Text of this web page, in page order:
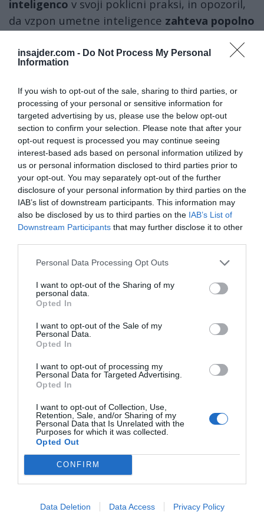
insajder.com - Do Not Process My Personal
Information
If you wish to opt-out of the sale, sharing to third parties, or
processing of your personal or sensitive information for
targeted advertising by us, please use the below opt-out
section to confirm your selection. Please note that after your
opt-out request is processed you may continue seeing
interest-based ads based on personal information utilized by
us or personal information disclosed to third parties prior to
your opt-out. You may separately opt-out of the further
disclosure of your personal information by third parties on the
IAB’s list of downstream participants. This information may
also be disclosed by us to third parties on the IAB’s List of
Downstream Participants that may further disclose it to other
Personal Data Processing Opt Outs
I want to opt-out of the Sharing of my
personal data.
Opted In
I want to opt-out of the Sale of my
Personal Data.
Opted In
I want to opt-out of processing my
Personal Data for Targeted Advertising.
Opted In
I want to opt-out of Collection, Use,
Retention, Sale, and/or Sharing of my
Personal Data that Is Unrelated with the
Purposes for which it was collected.
Opted Out
CONFIRM
Data Deletion Data Access Privacy Policy
inteligenco v svoji poklicni praksi, in opozoril,
da vzpon umetne inteligence zahteva popolno
učnih tehnologij.
zastavilo cilj usposobitinajmanj 15.000
strokovnjakovza razvoj tehnologije umetne
inteligence prek različnih programov,
»običajno tistih, ki so povezani z naprednim
matematičnim znanjem.«
Naše delo na Insajder.com z donacijami omogočate bralci.
Prosimo - Doniraj!
Delite članek